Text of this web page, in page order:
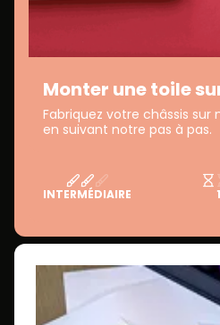
Monter une toile
Fabriquez votre châssis
en suivant notre pas à pas.
INTERMÉDIAIRE